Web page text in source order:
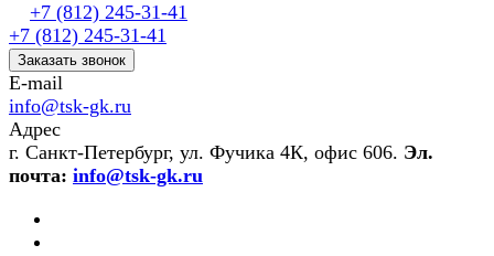
+7 (812) 245-31-41
+7 (812) 245-31-41
Заказать звонок
E-mail
info@tsk-gk.ru
Адрес
г. Санкт-Петербург, ул. Фучика 4К, офис 606. Эл.
почта: info@tsk-gk.ru